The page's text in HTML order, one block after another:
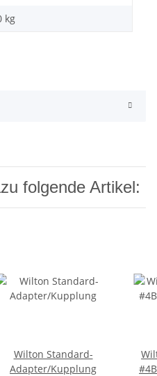
kg
folgende Artikel:
Wilton Standard-
Adapter/Kupplung